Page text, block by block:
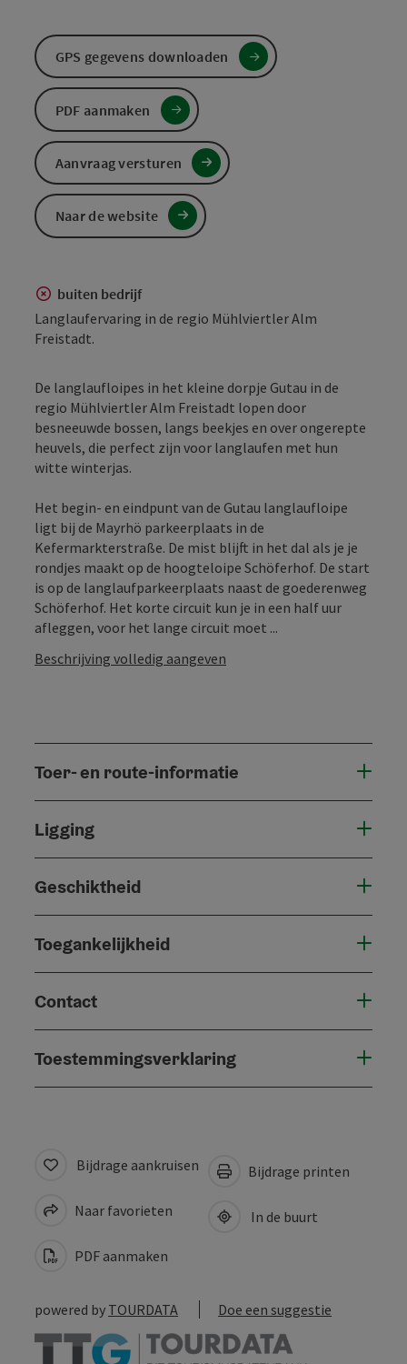
buiten bedrijf
Langlaufervaring in de regio Mühlviertler Alm
Freistadt.
De langlaufloipes in het kleine dorpje Gutau in de
regio Mühlviertler Alm Freistadt lopen door
besneeuwde bossen, langs beekjes en over ongerepte
heuvels, die perfect zijn voor langlaufen met hun
witte winterjas.
Het begin- en eindpunt van de Gutau langlaufloipe
ligt bij de Mayrhö parkeerplaats in de
Kefermarkterstraße. De mist blijft in het dal als je je
rondjes maakt op de hoogteloipe Schöferhof. De start
is op de langlaufparkeerplaats naast de goederenweg
Schöferhof. Het korte circuit kun je in een half uur
afleggen, voor het lange circuit moet ...
Beschrijving volledig aangeven
Toer- en route-informatie
Ligging
Geschiktheid
Toegankelijkheid
Contact
Toestemmingsverklaring
GPS gegevens downloaden
PDF aanmaken
Aanvraag versturen
Naar de website
Bijdrage aankruisen
Naar favorieten
PDF aanmaken
Bijdrage printen
In de buurt
powered by TOURDATA Doe een suggestie